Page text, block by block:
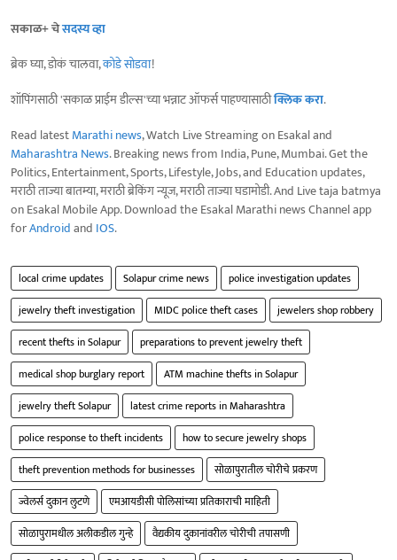
सकाळ+ चेसदस्य व्हा
ब्रेक घ्या, डोकं चालवा,कोडे सोडवा!
शॉपिंगसाठी 'सकाळ प्राईम डील्स'च्या भन्नाट ऑफर्स पाहण्यासाठीक्लिक करा.
Read latestMarathi news, Watch Live Streaming on Esakal and
Maharashtra News. Breaking news from India, Pune, Mumbai. Get the
Politics, Entertainment, Sports, Lifestyle, Jobs, and Education updates,
मराठी ताज्या बातम्या, मराठी ब्रेकिंग न्यूज, मराठी ताज्या घडामोडी. And Live taja batmya
on Esakal Mobile App. Download the Esakal Marathi news Channel app
forAndroidand IOS.
local crime updates Solapur crime news
police investigation updates
jewelry theft investigation
MIDC police theft cases
jewelers shop robbery
recent thefts in Solapur
preparations to prevent jewelry theft
medical shop burglary report
ATM machine thefts in Solapur
jewelry theft Solapur
latest crime reports in Maharashtra
police response to theft incidents
how to secure jewelry shops
theft prevention methods for businesses
सोळापुरातील चोरीचे प्रकरण
ज्वेलर्स दुकान लुटणे
एमआयडीसी पोलिसांच्या प्रतिकाराची माहिती
सोळापुरामधील अलीकडील गुन्हे
वैद्यकीय दुकानांवरील चोरीची तपासणी